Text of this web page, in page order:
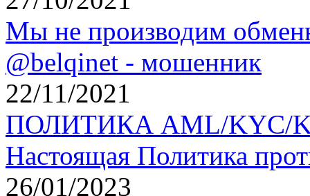
Мы не производим
@belqinet - мошенник
22/11/2021
ПОЛИТИКА AML/KYC/
Настоящая Политика
26/01/2023